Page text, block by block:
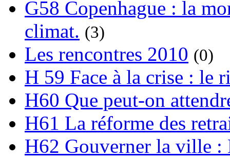
G58 Copenhague : la
climat. (3)
Les rencontres 2010 (0)
H 59 Face à la crise : le
H60 Que peut-on
H61 La réforme des
H62 Gouverner la ville :